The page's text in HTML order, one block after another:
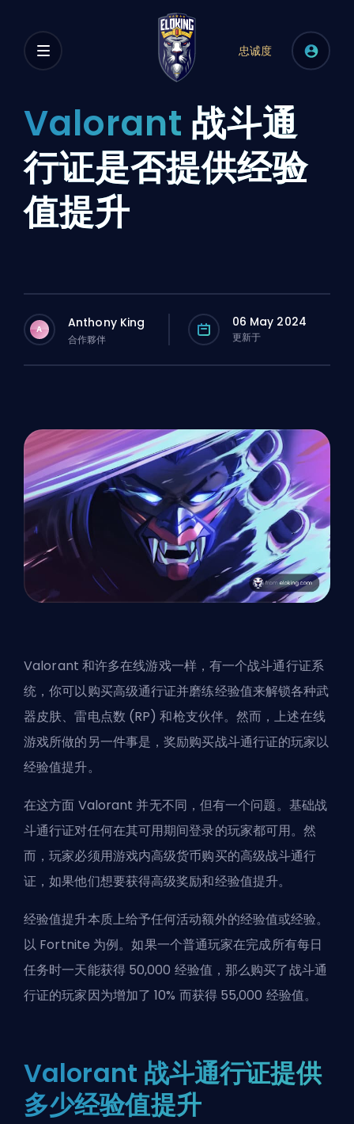
忠诚度
Valorant 战斗通
行证是否提供经验
值提升
A Anthony King
合作夥伴
06 May 2024
更新于
Valorant 和许多在线游戏一样，有一个战斗通行证系
统，你可以购买高级通行证并磨练经验值来解锁各种武
器皮肤、雷电点数 (RP) 和枪支伙伴。然而，上述在线
游戏所做的另一件事是，奖励购买战斗通行证的玩家以
经验值提升。
在这方面 Valorant 并无不同，但有一个问题。基础战
斗通行证对任何在其可用期间登录的玩家都可用。然
而，玩家必须用游戏内高级货币购买的高级战斗通行
证，如果他们想要获得高级奖励和经验值提升。
经验值提升本质上给予任何活动额外的经验值或经验。
以 Fortnite 为例。如果一个普通玩家在完成所有每日
任务时一天能获得 50,000 经验值，那么购买了战斗通
行证的玩家因为增加了 10% 而获得 55,000 经验值。
Valorant 战斗通行证提供
多少经验值提升